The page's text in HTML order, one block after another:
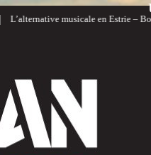
L’alternative musicale en Estrie – Bois-